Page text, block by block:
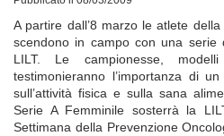
A partire dall’8 marzo le atlete
scendono in campo con una serie
LILT. Le campionesse,
testimonieranno l’importanza di
sull’attività fisica e sulla sana
Serie A Femminile sosterrà la
Settimana della Prevenzione